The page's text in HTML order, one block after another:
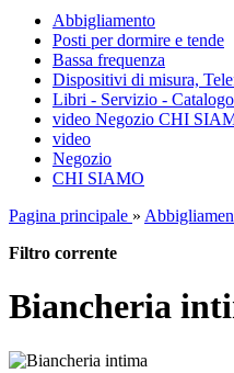
Abbigliamento
Posti per dormire e tende
Bassa frequenza
Dispositivi di misura,
Libri - Servizio -
video Negozio CHI
video
Negozio
CHI SIAMO
Pagina principale »
Filtro corrente
Biancheria